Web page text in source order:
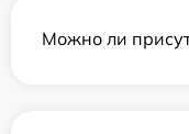
Можно ли